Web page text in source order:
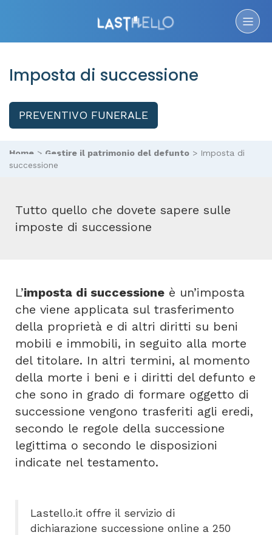
Imposta di successione
PREVENTIVO FUNERALE
Home > Gestire il patrimonio del defunto > Imposta di
successione
Tutto quello che dovete sapere sulle
imposte di successione
L’imposta di successione è un’imposta
che viene applicata sul trasferimento
della proprietà e di altri diritti su beni
mobili e immobili, in seguito alla morte
del titolare. In altri termini, al momento
della morte i beni e i diritti del defunto e
che sono in grado di formare oggetto di
successione vengono trasferiti agli eredi,
secondo le regole della successione
legittima o secondo le disposizioni
indicate nel testamento.
Lastello.it offre il servizio di
dichiarazione successione online a 250